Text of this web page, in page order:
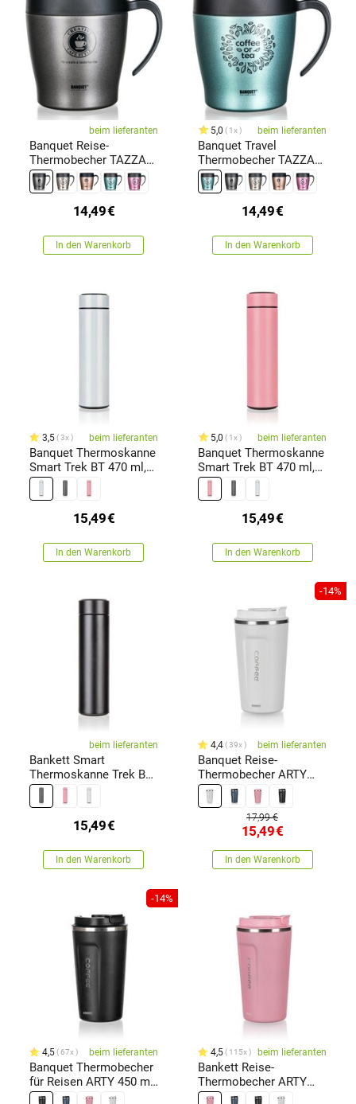
beim lieferanten
Banquet Reise-
Thermobecher TAZZA
330 ml, Anthrazit
14,49€
In den Warenkorb
5,0 1x beim lieferanten
Banquet Travel
Thermobecher TAZZA
330 ml, Grün-Grau
14,49€
In den Warenkorb
3,5 3x beim lieferanten
Banquet Thermoskanne
Smart Trek BT 470 ml,
weiß
15,49€
In den Warenkorb
5,0 1x beim lieferanten
Banquet Thermoskanne
Smart Trek BT 470 ml,
rosa
15,49€
In den Warenkorb
beim lieferanten
Bankett Smart
Thermoskanne Trek BT
470 ml, schwarz
15,49€
In den Warenkorb
-14%
4,4 39x beim lieferanten
Banquet Reise-
Thermobecher ARTY
450 ml, Weiß
17,99 €
15,49€
In den Warenkorb
-14%
4,5 67x beim lieferanten
Banquet Thermobecher
für Reisen ARTY 450 ml
, Schwarz
4,5 115x beim lieferanten
Bankett Reise-
Thermobecher ARTY
450 ml,Rosa